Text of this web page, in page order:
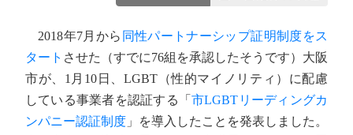
2018年7月から 同性パートナーシップ証明制度をス
タート させた（すでに76組を承認したそうです）大阪
市が、1月10日、LGBT（性的マイノリティ）に配慮
している事業者を認証する「市LGBTリーディングカ
ンパニー認証制度 」を導入したことを発表しました。